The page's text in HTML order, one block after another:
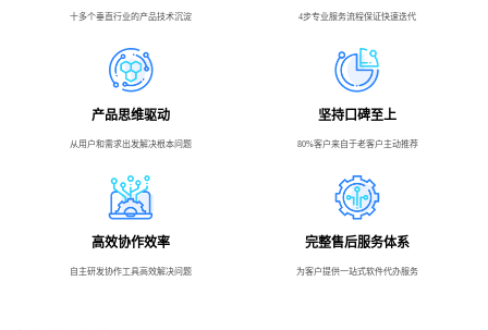
十多个垂直行业的产品技术沉淀 4步专业服务流程保证快速迭代
产品思维驱动
从用户和需求出发解决根本问题
坚持口碑至上
80%客户来自于老客户主动推荐
高效协作效率
自主研发协作工具高效解决问题
完整售后服务体系
为客户提供一站式软件代办服务